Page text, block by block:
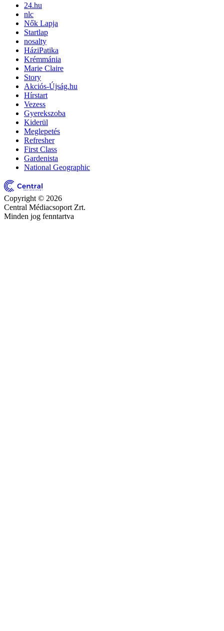
24.hu
nlc
Nők Lapja
Startlap
nosalty
HáziPatika
Krémmánia
Marie Claire
Story
Akciós-Újság.hu
Hírstart
Vezess
Gyerekszoba
Kiderül
Meglepetés
Refresher
First Class
Gardenista
National Geographic
Copyright © 2026
Central Médiacsoport Zrt.
Minden jog fenntartva